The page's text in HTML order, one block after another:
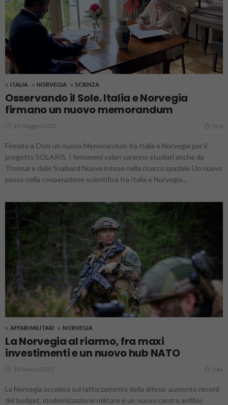
ITALIA NORVEGIA SCIENZA
Osservando il Sole. Italia e Norvegia
firmano un nuovo memorandum
13 Maggio 2025 504
Firmato a Oslo un nuovo Memorandum fra Italia e Norvegia per il
progetto SOLARIS. I fenomeni solari saranno studiati anche da
Tromsø e dalle Svalbard Nuove intese nella ricerca spaziale Un nuovo
passo nella cooperazione scientifica tra Italia e Norvegia...
AFFARI MILITARI NORVEGIA
La Norvegia al riarmo, fra maxi
investimenti e un nuovo hub NATO
18 Marzo 2025 746
La Norvegia accelera sul rafforzamento della difesa: aumento record
del budget, modernizzazione militare e un nuovo centro anfibio